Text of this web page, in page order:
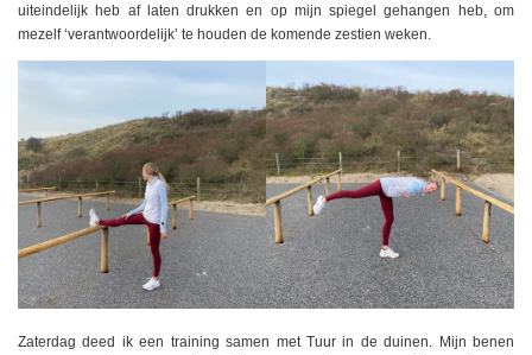
uiteindelijk heb af laten drukken en op mijn spiegel gehangen heb, om
mezelf ‘verantwoordelijk’ te houden de komende zestien weken.
Zaterdag deed ik een training samen met Tuur in de duinen. Mijn benen